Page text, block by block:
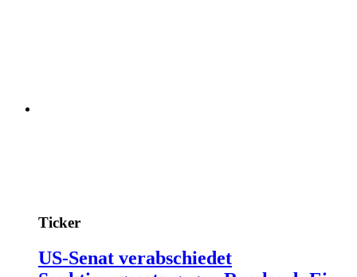
Ticker
US-Senat verabschiedet